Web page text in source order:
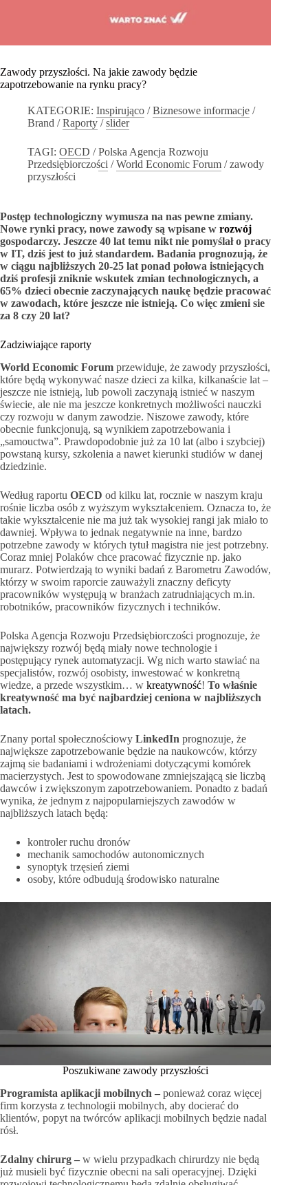
Zawody przyszłości. Na jakie zawody będzie
zapotrzebowanie na rynku pracy?
KATEGORIE: Inspirująco /Biznesowe informacje /
Brand /Raporty /slider
TAGI: OECD /Polska Agencja Rozwoju
Przedsiębiorczości /World Economic Forum /zawody
przyszłości
Postęp technologiczny wymusza na nas pewne zmiany.
Nowe rynki pracy, nowe zawody są wpisane w rozwój
gospodarczy. Jeszcze 40 lat temu nikt nie pomyślał o pracy
w IT, dziś jest to już standardem. Badania prognozują, że
w ciągu najbliższych 20-25 lat ponad połowa istniejących
dziś profesji zniknie wskutek zmian technologicznych, a
65% dzieci obecnie zaczynających naukę będzie pracować
w zawodach, które jeszcze nie istnieją. Co więc zmieni sie
za 8 czy 20 lat?
Zadziwiające raporty
World Economic Forum przewiduje, że zawody przyszłości,
które będą wykonywać nasze dzieci za kilka, kilkanaście lat –
jeszcze nie istnieją, lub powoli zaczynają istnieć w naszym
świecie, ale nie ma jeszcze konkretnych możliwości nauczki
czy rozwoju w danym zawodzie. Niszowe zawody, które
obecnie funkcjonują, są wynikiem zapotrzebowania i
„samouctwa”. Prawdopodobnie już za 10 lat (albo i szybciej)
powstaną kursy, szkolenia a nawet kierunki studiów w danej
dziedzinie.
Według raportu OECD od kilku lat, rocznie w naszym kraju
rośnie liczba osób z wyższym wykształceniem. Oznacza to, że
takie wykształcenie nie ma już tak wysokiej rangi jak miało to
dawniej. Wpływa to jednak negatywnie na inne, bardzo
potrzebne zawody w których tytuł magistra nie jest potrzebny.
Coraz mniej Polaków chce pracować fizycznie np. jako
murarz. Potwierdzają to wyniki badań z Barometru Zawodów,
którzy w swoim raporcie zauważyli znaczny deficyty
pracowników występują w branżach zatrudniających m.in.
robotników, pracowników fizycznych i techników.
Polska Agencja Rozwoju Przedsiębiorczości prognozuje, że
największy rozwój będą miały nowe technologie i
postępujący rynek automatyzacji. Wg nich warto stawiać na
specjalistów, rozwój osobisty, inwestować w konkretną
wiedze, a przede wszystkim… w kreatywność! To właśnie
kreatywność ma być najbardziej ceniona w najbliższych
latach.
Znany portal społecznościowy LinkedIn prognozuje, że
największe zapotrzebowanie będzie na naukowców, którzy
zajmą sie badaniami i wdrożeniami dotyczącymi komórek
macierzystych. Jest to spowodowane zmniejszającą sie liczbą
dawców i zwiększonym zapotrzebowaniem. Ponadto z badań
wynika, że jednym z najpopularniejszych zawodów w
najbliższych latach będą:
kontroler ruchu dronów
mechanik samochodów autonomicznych
synoptyk trzęsień ziemi
osoby, które odbudują środowisko naturalne
Poszukiwane zawody przyszłości
Programista aplikacji mobilnych – ponieważ coraz więcej
firm korzysta z technologii mobilnych, aby docierać do
klientów, popyt na twórców aplikacji mobilnych będzie nadal
rósł.
Zdalny chirurg – w wielu przypadkach chirurdzy nie będą
już musieli być fizycznie obecni na sali operacyjnej. Dzięki